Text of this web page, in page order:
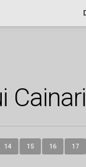
Cainari
14 15 16 17